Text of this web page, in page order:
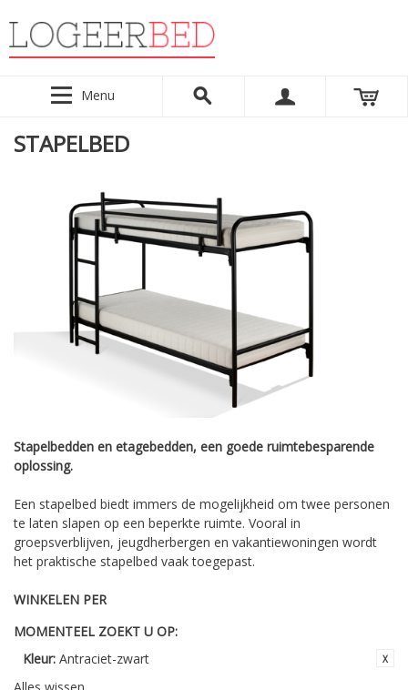
Menu
STAPELBED
Stapelbedden en etagebedden, een goede ruimtebesparende
oplossing.
Een stapelbed biedt immers de mogelijkheid om twee personen
te laten slapen op een beperkte ruimte. Vooral in
groepsverblijven, jeugdherbergen en vakantiewoningen wordt
het praktische stapelbed vaak toegepast.
WINKELEN PER
MOMENTEEL ZOEKT U OP:
Kleur: Antraciet-zwart